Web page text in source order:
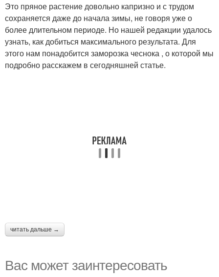
Это пряное растение довольно капризно и с трудом
сохраняется даже до начала зимы, не говоря уже о
более длительном периоде. Но нашей редакции удалось
узнать, как добиться максимального результата. Для
этого нам понадобится заморозка чеснока , о которой мы
подробно расскажем в сегодняшней статье.
читать дальше →
Вас может заинтересовать